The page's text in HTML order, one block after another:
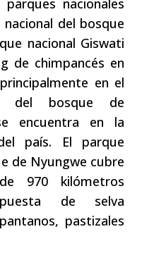
nacionales
del bosque
nacional Giswati
de chimpancés en
en el
del bosque de
encuentra en la
país. El parque
de Nyungwe cubre
970 kilómetros
de selva
pastizales